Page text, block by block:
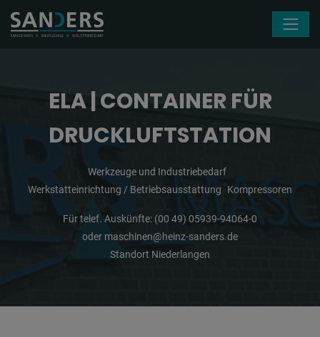
ELA | CONTAINER FÜR
DRUCKLUFTSTATION
Werkzeuge und Industriebedarf
Werkstatteinrichtung / Betriebsausstattung
Kompressoren
Für telef. Auskünfte: (00 49) 05939-94064-0
oder maschinen@heinz-sanders.de
Standort Niederlangen